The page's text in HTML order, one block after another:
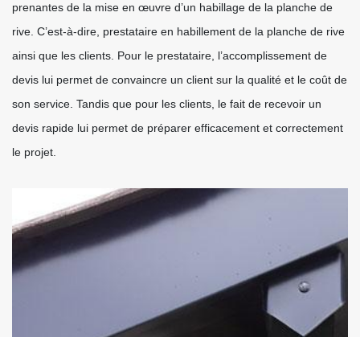
prenantes de la mise en œuvre d’un habillage de la planche de
rive. C’est-à-dire, prestataire en habillement de la planche de rive
ainsi que les clients. Pour le prestataire, l’accomplissement de
devis lui permet de convaincre un client sur la qualité et le coût de
son service. Tandis que pour les clients, le fait de recevoir un
devis rapide lui permet de préparer efficacement et correctement
le projet.